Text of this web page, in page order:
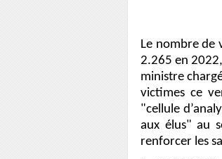
Le nombre de
2.265 en
ministre
victimes ce
"cellule
aux élus" au
renforcer les